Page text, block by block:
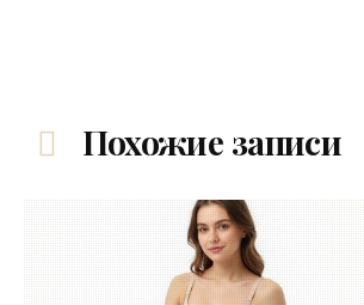
Похожие записи